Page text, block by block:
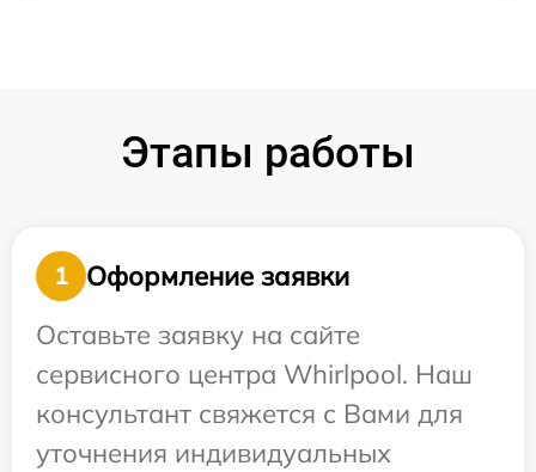
Этапы работы
1
Оформление заявки
Оставьте заявку на сайте
сервисного центра Whirlpool. Наш
консультант свяжется с Вами для
уточнения индивидуальных